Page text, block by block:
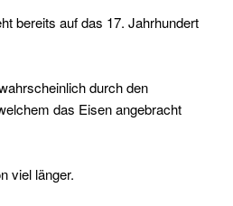
bereits auf das 17. Jahrhundert
durch den
das Eisen angebracht
viel länger.